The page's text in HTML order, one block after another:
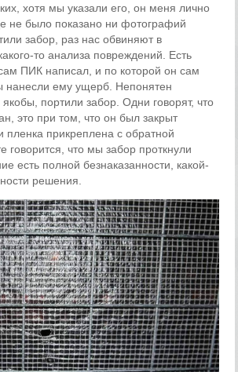
хотя мы указали его, он меня лично
не было показано ни фотографий
забор, раз нас обвиняют в
то анализа повреждений. Есть
ПИК написал, и по которой он сам
нанесли ему ущерб. Непонятен
портили забор. Одни говорят, что
это при том, что он был закрыт
пленка прикреплена с обратной
говорится, что мы забор проткнули
есть полной безнаказанности, какой-
решения.